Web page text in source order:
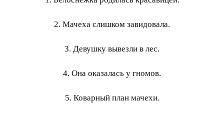
2. Мачеха слишком завидовала.
3. Девушку вывезли в лес.
4. Она оказалась у гномов.
5. Коварный план мачехи.